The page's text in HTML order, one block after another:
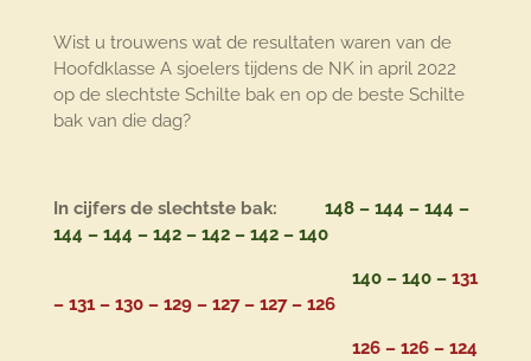
Wist u trouwens wat de resultaten waren van de
Hoofdklasse A sjoelers tijdens de NK in april 2022
op de slechtste Schilte bak en op de beste Schilte
bak van die dag?
In cijfers de slechtste bak: 148 – 144 – 144 –
144 – 144 – 142 – 142 – 142 – 140
140 – 140 – 131
– 131 – 130 – 129 – 127 – 127 – 126
126 – 126 – 124